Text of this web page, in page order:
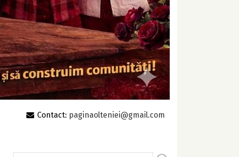
Contact: paginaolteniei@gmail.com